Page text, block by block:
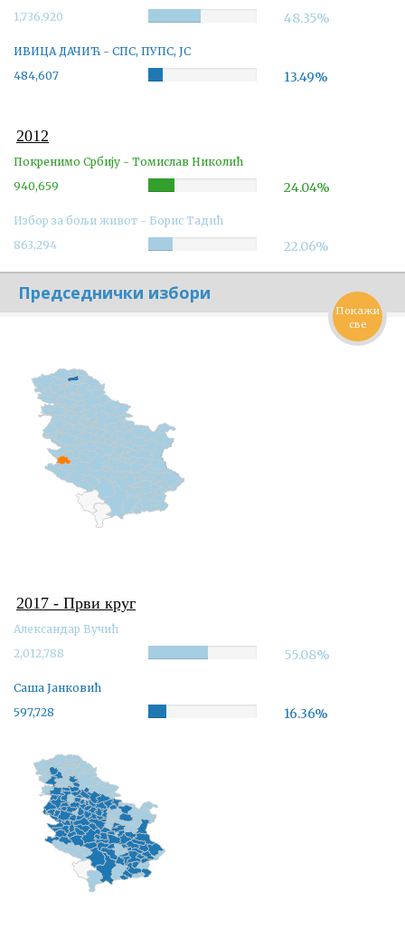
1,736,920
48.35%
ИВИЦА ДАЧИЋ - СПС, ПУПС, ЈС
484,607
13.49%
2012
Покренимо Србију - Томислав Николић
940,659
24.04%
Избор за бољи живот - Борис Тадић
863,294
22.06%
Председнички избори
Покажи
све
2017 - Први круг
Александар Вучић
2,012,788
55.08%
Саша Јанковић
597,728
16.36%